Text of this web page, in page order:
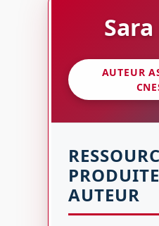
Sara
AUTEUR
AUTEUR